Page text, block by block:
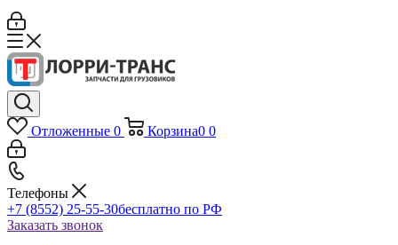
Отложенные 0 Корзина0 0
Телефоны
+7 (8552) 25-55-30бесплатно по РФ
Заказать звонок